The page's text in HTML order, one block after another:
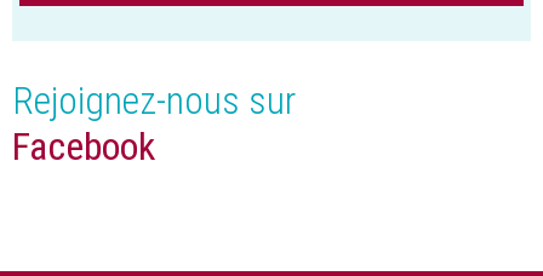
Rejoignez-nous sur
Facebook